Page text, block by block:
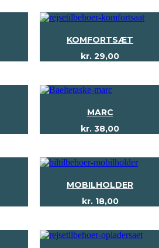
KOMFORTSÆT
kr. 29,00
MARC
kr. 38,00
MOBILHOLDER
kr.18,00